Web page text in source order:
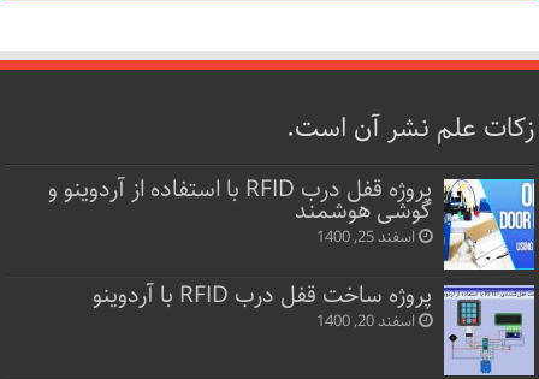
زکات علم نشر آن است.
پروژه قفل‌ درب RFID با استفاده از آردوینو و
گوشی هوشمند
اسفند 25, 1400
پروژه ساخت قفل‌ درب RFID با آردوینو
اسفند 20, 1400